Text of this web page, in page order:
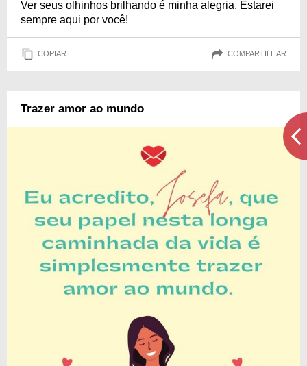
Ver seus olhinhos brilhando é minha alegria. Estarei
sempre aqui por você!
COPIAR COMPARTILHAR
Trazer amor ao mundo